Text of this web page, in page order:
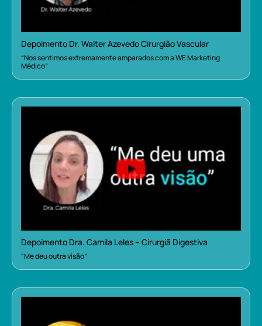
Depoimento Dr. Walter Azevedo Cirurgião Vascular
“Nos sentimos extremamente amparados com a WE Marketing
Médico”
Depoimento Dra. Camila Leles – Cirurgiã Digestiva
“Me deu outra visão”